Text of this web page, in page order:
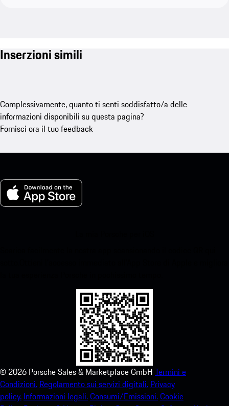
Inserzioni simili
Complessivamente, quanto ti senti soddisfatto/a delle
informazioni disponibili su questa pagina?
Fornisci ora il tuo feedback
© 2026 Porsche Sales & Marketplace GmbH Termini e
Condizioni. Regolamento sui servizi digitali. Privacy
policy. Informazioni legali.Consumi/Emissioni.Cookie